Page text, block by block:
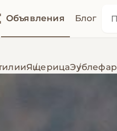
Объявления Блог
ЯщерицаЭублефар